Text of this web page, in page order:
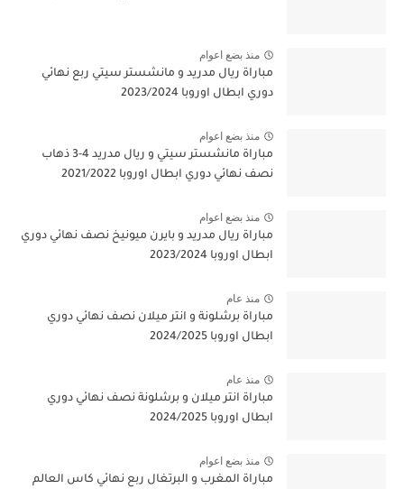
منذ بضع اعوام
مباراة ريال مدريد و مانشستر سيتي ربع نهائي
دوري ابطال اوروبا 2023/2024
منذ بضع اعوام
مباراة مانشستر سيتي و ريال مدريد 4-3 ذهاب
نصف نهائي دوري ابطال اوروبا 2021/2022
منذ بضع اعوام
مباراة ريال مدريد و بايرن ميونيخ نصف نهائي دوري
ابطال اوروبا 2023/2024
منذ عام
مباراة برشلونة و انتر ميلان نصف نهائي دوري
ابطال اوروبا 2024/2025
منذ عام
مباراة انتر ميلان و برشلونة نصف نهائي دوري
ابطال اوروبا 2024/2025
منذ بضع اعوام
مباراة المغرب و البرتغال ربع نهائي كاس العالم